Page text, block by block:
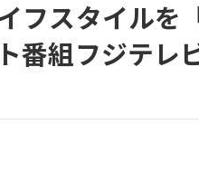
フスタイルを
番組フジテレ